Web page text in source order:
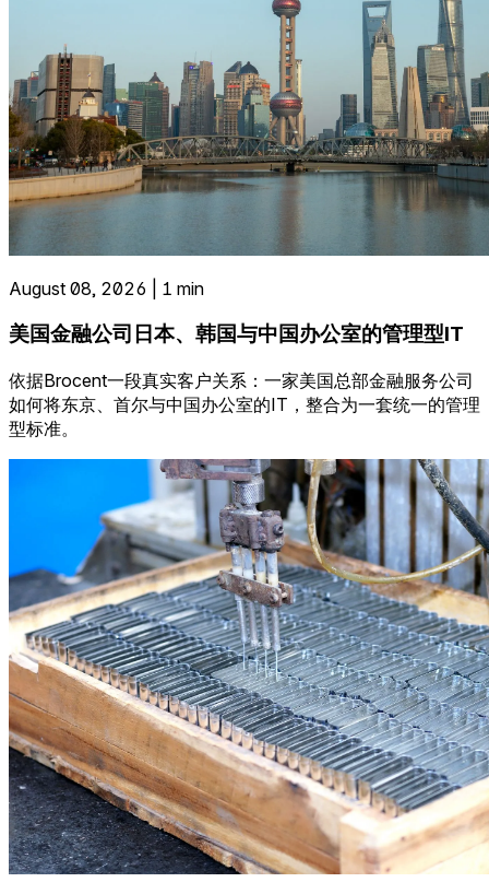
August 08, 2026 | 1 min
美国金融公司日本、韩国与中国办公室的管理型IT
依据Brocent一段真实客户关系：一家美国总部金融服务公司
如何将东京、首尔与中国办公室的IT，整合为一套统一的管理
型标准。